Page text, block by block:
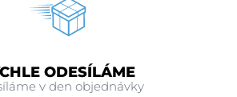
ODESÍLÁME
v den objednávky